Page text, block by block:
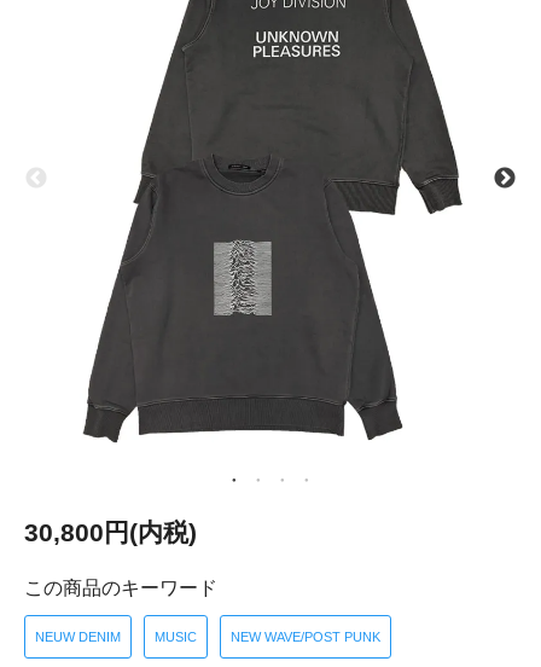
30,800円(内税)
この商品のキーワード
NEUW DENIM MUSIC NEW WAVE/POST PUNK